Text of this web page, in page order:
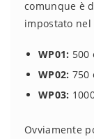
comunque è
impostato nel
WP01: 500
WP02: 750
WP03:
Ovviamente